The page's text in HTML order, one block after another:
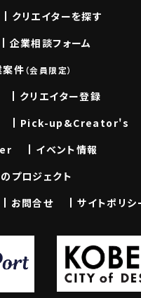
クリエイターを探す
企業相談フォーム
件（会員限定）
クリエイター登録
Pick-up&Creator's
イベント情報
プロジェクト
お問合せ サイトポリシ